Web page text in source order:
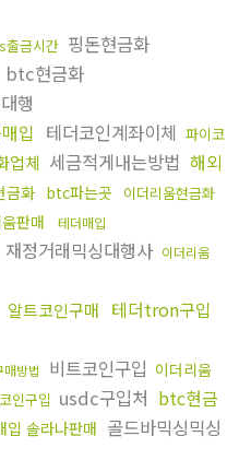
출금시간 핑돈현금화
btc현금화
행
입 테더코인계좌이체 파이코
업체 세금적게내는방법 해외
금화 btc파는곳
이더리움현금화
판매
테더매입
재정거래믹싱대행사 이더리움
알트코인구매 테더tron구입
방법 비트코인구입 이더리움
인구입 usdc구입처 btc현금
입 솔라나판매 골드바믹싱믹싱